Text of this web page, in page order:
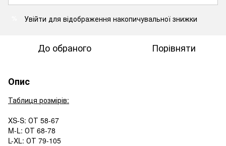
Увійти для відображення накопичувальної знижки
До обраного Порівняти
Опис
Таблиця розмірів:
XS-S: ОТ 58-67
M-L: ОТ 68-78
L-XL: ОТ 79-105